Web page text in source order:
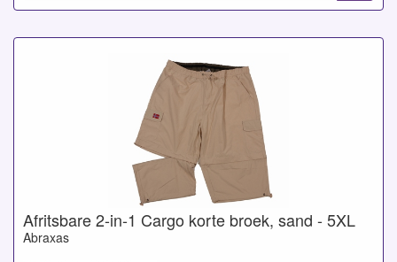
Afritsbare 2-in-1 Cargo korte broek, sand - 5XL
Abraxas